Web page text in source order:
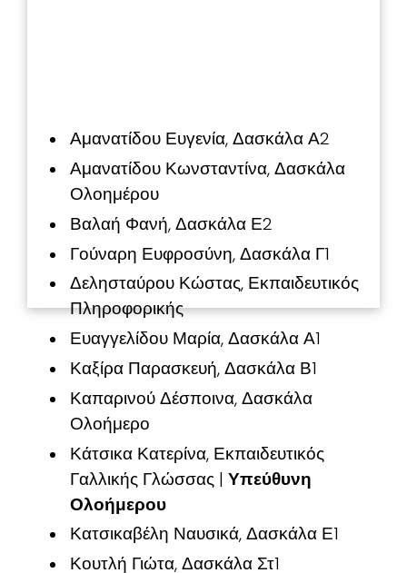
Αμανατίδου Ευγενία, Δασκάλα Α2
Αμανατίδου Κωνσταντίνα, Δασκάλα
Ολοημέρου
Βαλαή Φανή, Δασκάλα Ε2
Γούναρη Ευφροσύνη, Δασκάλα Γ1
Δελησταύρου Κώστας, Εκπαιδευτικός
Πληροφορικής
Ευαγγελίδου Μαρία, Δασκάλα Α1
Καξίρα Παρασκευή, Δασκάλα Β1
Καπαρινού Δέσποινα, Δασκάλα
Ολοήμερο
Κάτσικα Κατερίνα, Εκπαιδευτικός
Γαλλικής Γλώσσας | Υπεύθυνη
Ολοήμερου
Κατσικαβέλη Ναυσικά, Δασκάλα Ε1
Κουτλή Γιώτα, Δασκάλα Στ1